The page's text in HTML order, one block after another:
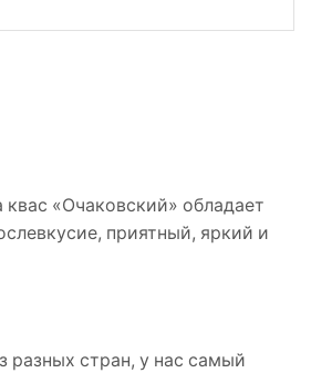
«Очаковский» обладает
приятный, яркий и
разных стран, у нас самый